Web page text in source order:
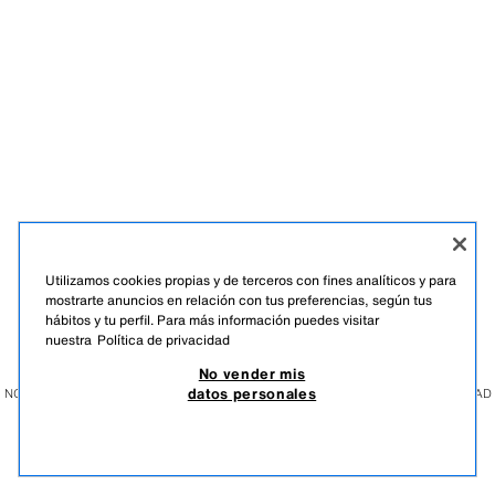
NO VENDER MIS DATOS PERSONALES USO DE IA GESTIÓN DE LA PRIVACIDAD
ESPAÑOL ENGLISH EUSKARA GALEGO CATALÀ
Utilizamos cookies propias y de terceros con fines analíticos y para
mostrarte anuncios en relación con tus preferencias, según tus
hábitos y tu perfil. Para más información puedes visitar
nuestra Política de privacidad
No vender mis
datos personales